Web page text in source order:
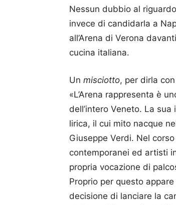
Nessun dubbio al
invece di candidarla a
all’Arena di Verona
cucina italiana.
Un misciotto, per dirla con
«L’Arena rappresenta è
dell’intero Veneto. La
lirica, il cui mito nacque
Giuseppe Verdi. Nel
contemporanei ed artisti
propria vocazione di
Proprio per questo
decisione di lanciare la